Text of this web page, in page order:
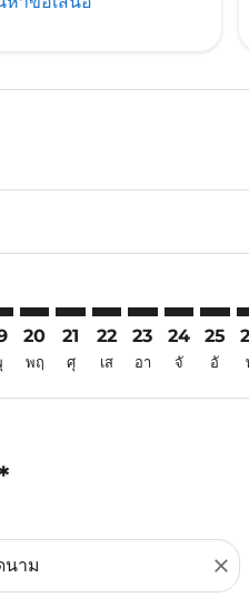
MFM–DAD: cmp-view-
20
พฤ
MFM–DAD: cmp-
21
ศุ
MFM–DAD: cmp-
22
เส
MFM–DAD:
23
อา
24
จั
25
อั
close